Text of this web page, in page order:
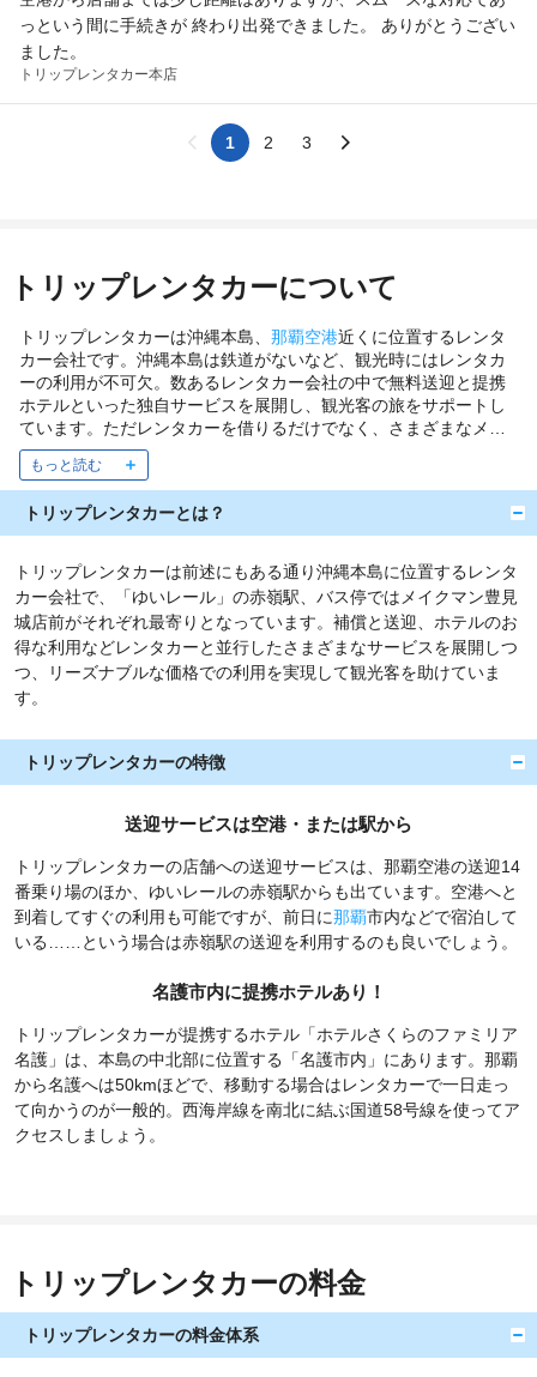
っという間に手続きが 終わり出発できました。 ありがとうござい
ました。
トリップレンタカー本店
1 2 3
トリップレンタカーについて
トリップレンタカーは沖縄本島、 那覇空港近くに位置するレンタ
カー会社です。沖縄本島は鉄道がないなど、観光時にはレンタカ
ーの利用が不可欠。数あるレンタカー会社の中で無料送迎と提携
ホテルといった独自サービスを展開し、観光客の旅をサポートし
ています。ただレンタカーを借りるだけでなく、さまざまなメリ
ットがあるのが特徴と言えるでしょう。
トリップレンタカーとは？
トリップレンタカーは前述にもある通り沖縄本島に位置するレンタ
カー会社で、「ゆいレール」の赤嶺駅、バス停ではメイクマン豊見
城店前がそれぞれ最寄りとなっています。補償と送迎、ホテルのお
得な利用などレンタカーと並行したさまざまなサービスを展開しつ
つ、リーズナブルな価格での利用を実現して観光客を助けていま
す。
トリップレンタカーの特徴
送迎サービスは空港・または駅から
トリップレンタカーの店舗への送迎サービスは、那覇空港の送迎14
番乗り場のほか、ゆいレールの赤嶺駅からも出ています。空港へと
到着してすぐの利用も可能ですが、前日に那覇市内などで宿泊して
いる……という場合は赤嶺駅の送迎を利用するのも良いでしょう。
名護市内に提携ホテルあり！
トリップレンタカーが提携するホテル「ホテルさくらのファミリア
名護」は、本島の中北部に位置する「名護市内」にあります。那覇
から名護へは50kmほどで、移動する場合はレンタカーで一日走っ
て向かうのが一般的。西海岸線を南北に結ぶ国道58号線を使ってア
クセスしましょう。
トリップレンタカーの料金
トリップレンタカーの料金体系